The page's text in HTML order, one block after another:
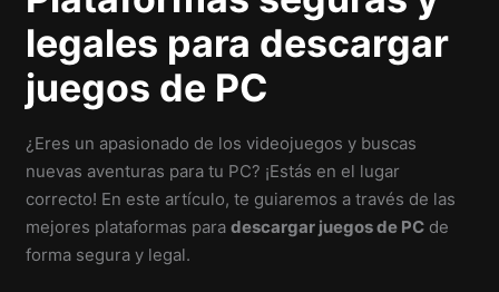
legales para descargar
juegos de PC
¿Eres un apasionado de los videojuegos y buscas
nuevas aventuras para tu PC? ¡Estás en el lugar
correcto! En este artículo, te guiaremos a través de las
mejores plataformas paradescargar juegos de PC de
forma segura y legal.